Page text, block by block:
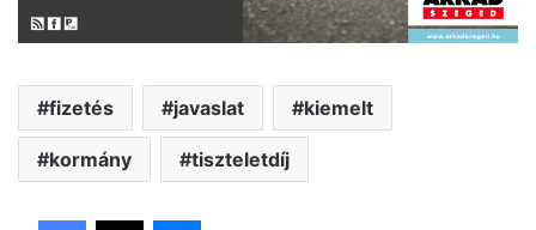
fizetés javaslat kiemelt
kormány tiszteletdíj
Facebook
X Messenger